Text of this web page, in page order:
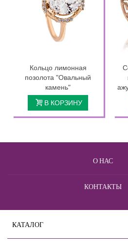
Кольцо лимонная
позолота "Овальный
камень"
В КОРЗИНУ
О НАС
КОНТАКТЫ
КАТАЛОГ